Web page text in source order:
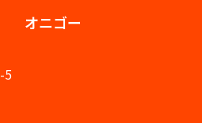
オニゴー
5